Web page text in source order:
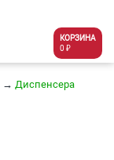
КОРЗИНА
0 ₽
→ Диспенсера